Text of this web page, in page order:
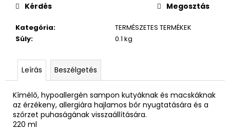
Kategória:
TERMÉSZETES TERMÉKEK
Súly: 0.1 kg
Kérdés Megosztás
Leírás Beszélgetés
Kímélő, hypoallergén sampon kutyáknak és macskáknak
az érzékeny, allergiára hajlamos bőr nyugtatására és a
szőrzet puhaságának visszaállítására.
220 ml